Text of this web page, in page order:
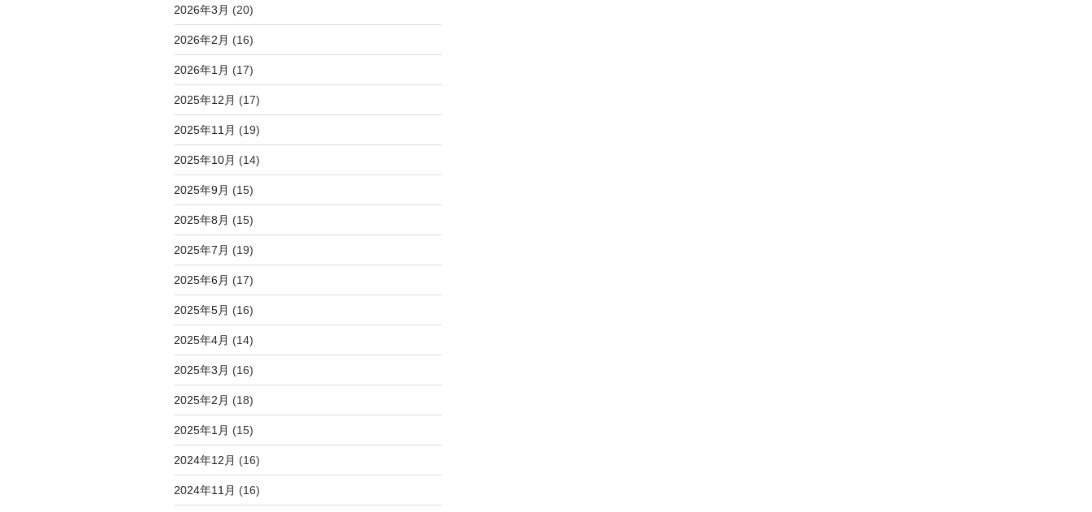
2026年3月 (20)
2026年2月 (16)
2026年1月 (17)
2025年12月 (17)
2025年11月 (19)
2025年10月 (14)
2025年9月 (15)
2025年8月 (15)
2025年7月 (19)
2025年6月 (17)
2025年5月 (16)
2025年4月 (14)
2025年3月 (16)
2025年2月 (18)
2025年1月 (15)
2024年12月 (16)
2024年11月 (16)